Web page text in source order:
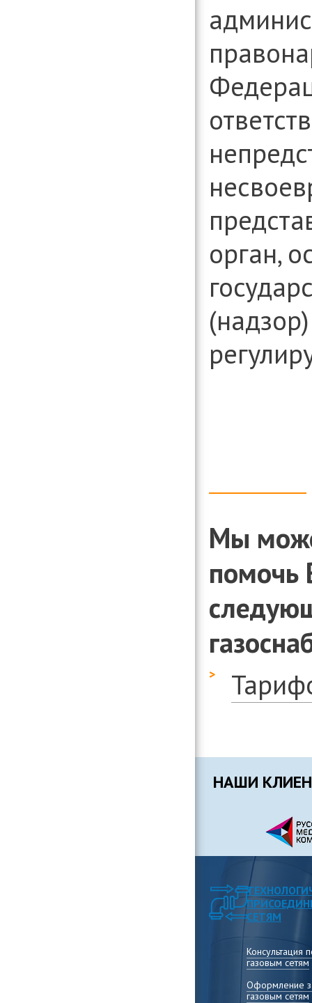
орган,
Мы
помочь
НАШИ
СЕТЯМ
Консультация
газовым сетям
Оформление
газовым сетям